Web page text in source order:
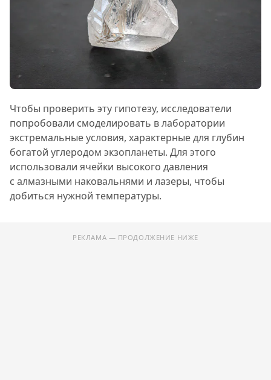
Чтобы проверить эту гипотезу, исследователи
попробовали смоделировать в лаборатории
экстремальные условия, характерные для глубин
богатой углеродом экзопланеты. Для этого
использовали ячейки высокого давления
с алмазными наковальнями и лазеры, чтобы
добиться нужной температуры.
РЕКЛАМА — ПРОДОЛЖЕНИЕ НИЖЕ